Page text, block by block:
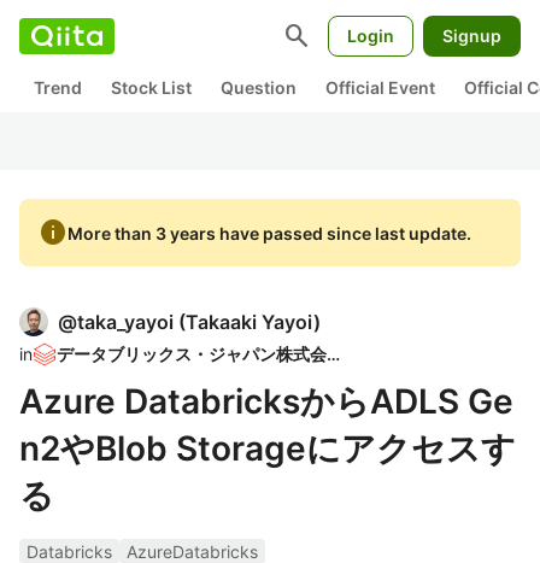
search Login Signup
Trend Stock List Question Official Event Official
infoMore than 3 years have passed since last update.
@taka_yayoi (Takaaki Yayoi)
in データブリックス・ジャパン株式会社
Azure DatabricksからADLS Ge
n2やBlob Storageにアクセスす
る
Databricks
AzureDatabricks